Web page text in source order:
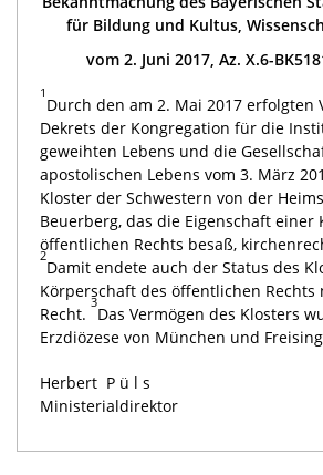
für Bildung und Kultus,
vom 2. Juni 2017, Az. X.6-
1
Durch den am 2. Mai 2017 erfolgten
Dekrets der Kongregation für die
geweihten Lebens und die
apostolischen Lebens vom 3. März
Kloster der Schwestern von der
Beuerberg, das die Eigenschaft einer
öffentlichen Rechts besaß,
2
Damit endete auch der Status des
Körperschaft des öffentlichen Rechts
Recht.
3
Das Vermögen des Klosters
Erzdiözese von München und
Herbert Püls
Ministerialdirektor